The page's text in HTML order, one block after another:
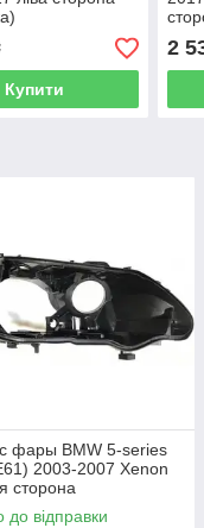
Купити
2
фары BMW 5-series
2003-2007 Xenon
сторона
до відправки